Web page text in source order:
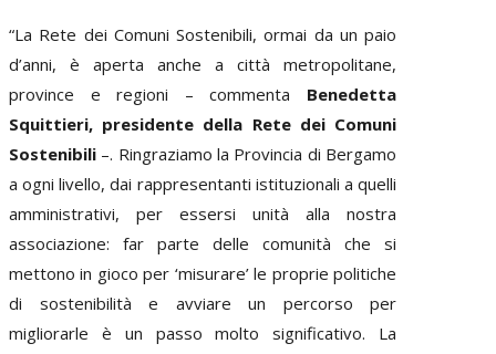
“La Rete dei Comuni Sostenibili, ormai da un paio
d’anni, è aperta anche a città metropolitane,
province e regioni – commenta Benedetta
Squittieri, presidente della Rete dei Comuni
Sostenibili –. Ringraziamo la Provincia di Bergamo
a ogni livello, dai rappresentanti istituzionali a quelli
amministrativi, per essersi unità alla nostra
associazione: far parte delle comunità che si
mettono in gioco per ‘misurare’ le proprie politiche
di sostenibilità e avviare un percorso per
migliorarle è un passo molto significativo. La